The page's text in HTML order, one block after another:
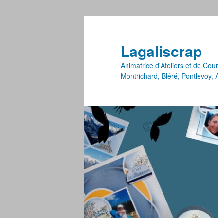
Lagaliscrap
Animatrice d'Ateliers et de
Montrichard, Bléré,